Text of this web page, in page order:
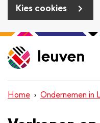
Kies cookies
Overslaan
en
naar
inhoud
gaan
Home Ondernemen in